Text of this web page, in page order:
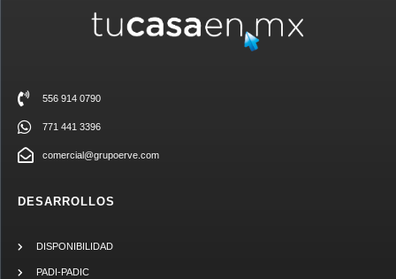
556 914 0790
771 441 3396
comercial@grupoerve.com
DESARROLLOS
DISPONIBILIDAD
PADI-PADIC